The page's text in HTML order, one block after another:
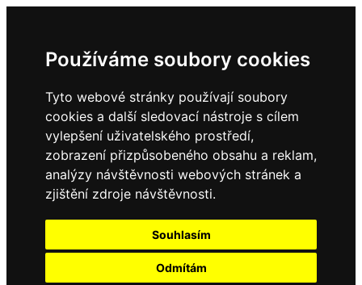
Používáme soubory cookies
Tyto webové stránky používají soubory
cookies a další sledovací nástroje s cílem
vylepšení uživatelského prostředí,
zobrazení přizpůsobeného obsahu a reklam,
analýzy návštěvnosti webových stránek a
zjištění zdroje návštěvnosti.
Souhlasím
Odmítám